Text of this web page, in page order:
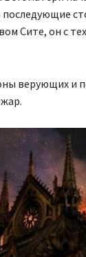
Сите, он с
верующих и